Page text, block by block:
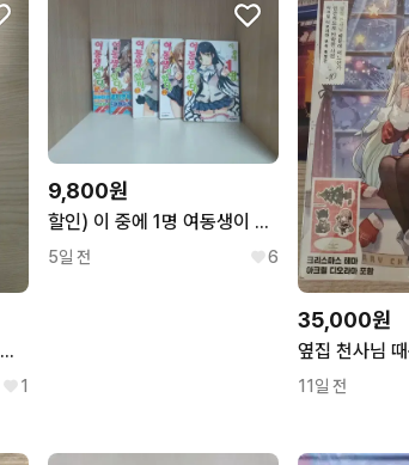
꼭 필요한 문의만 해요.
옆집 천사님 때문에 11.5권 한정판
1
9,800원
할인) 이 중에 1명 여동생이 있다! 1~5 일괄 라노벨
5일 전 6
35,000원
11일 전